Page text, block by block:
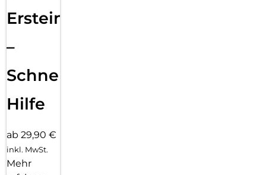
Ersteinrichtung
–
Schnelle
Hilfe
ab 29,90 €
inkl. MwSt.
Mehr